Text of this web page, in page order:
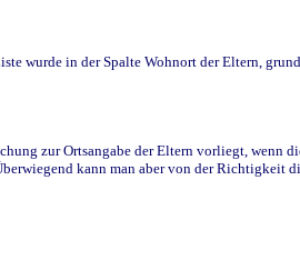
wurde in der Spalte Wohnort der Eltern,
zur Ortsangabe der Eltern vorliegt, wenn
kann man aber von der Richtigkeit